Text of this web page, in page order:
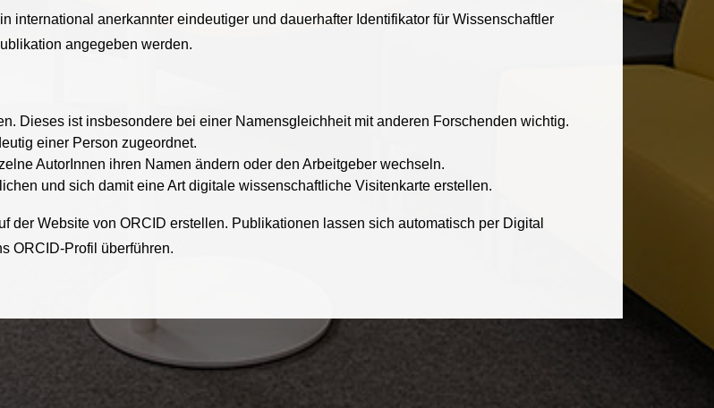
international anerkannter eindeutiger und dauerhafter Identifikator für Wissenschaftler
angegeben werden.
Dieses ist insbesondere bei einer Namensgleichheit mit anderen Forschenden wichtig.
einer Person zugeordnet.
AutorInnen ihren Namen ändern oder den Arbeitgeber wechseln.
und sich damit eine Art digitale wissenschaftliche Visitenkarte erstellen.
der Website von ORCID erstellen. Publikationen lassen sich automatisch per Digital
ORCID-Profil überführen.